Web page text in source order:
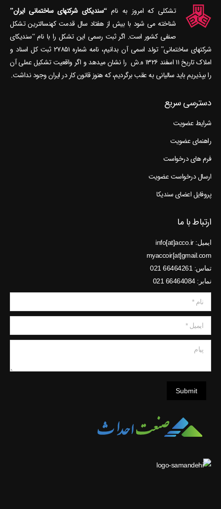
تشکلی که امروز به نام“سندیکای شرکتهای ساختمانی ایران”
شناخته می‎ شود با بیش از هفتاد سال قدمت کهنسال‎ترین تشکل
صنفی کشور است. اگر ثبت رسمی این تشکل را با نام “سندیکای
شرکتهای ساختمانی” تولد اسمی آن بدانیم، نامه شماره ۲۷۸۵۱ ثبت کل اسناد و
املاک تاریخ ۱۱ اسفند ۱۳۲۶ ه.ش را نشان می‎دهد و اگر واقعیت تشکیل عملی آن
را بپذیریم باید سالیانی به عقب برگردیم، که هنوز قانون کار در ایران وجود نداشت.
دسترسی سریع
شرایط عضویت
راهنمای عضویت
فرم های درخواست
ارسال درخواست عضویت
پروفایل اعضای سندیکا
ارتباط با ما
ایمیل: info[at]acco.ir
myaccoir[at]gmail.com
تماس: 66464261 021
نمابر: 66464084 021
نام *
ایمیل *
Submit